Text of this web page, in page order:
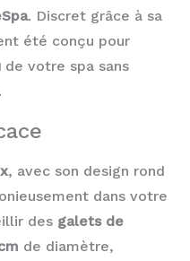
. Discret grâce à sa
été conçu pour
de votre spa sans
, avec son design rond
dans votre
des galets de
de diamètre,